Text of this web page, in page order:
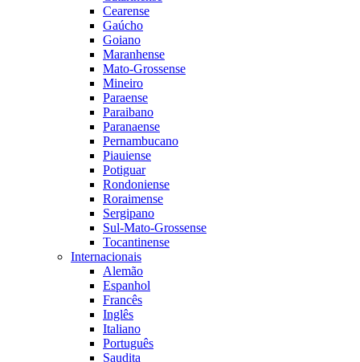
Cearense
Gaúcho
Goiano
Maranhense
Mato-Grossense
Mineiro
Paraense
Paraibano
Paranaense
Pernambucano
Piauiense
Potiguar
Rondoniense
Roraimense
Sergipano
Sul-Mato-Grossense
Tocantinense
Internacionais
Alemão
Espanhol
Francês
Inglês
Italiano
Português
Saudita